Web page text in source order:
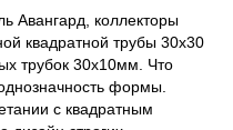
Авангард, коллекторы
квадратной трубы 30х30
трубок 30х10мм. Что
формы.
с квадратным